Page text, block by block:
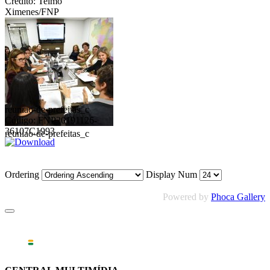
Ximenes/FNP
reuniao-de-prefeitas_c
reuniao-de-prefeitas_c
Código: FNP20191126-
36107C1993
Ordering Display Num
Powered by Phoca Gallery